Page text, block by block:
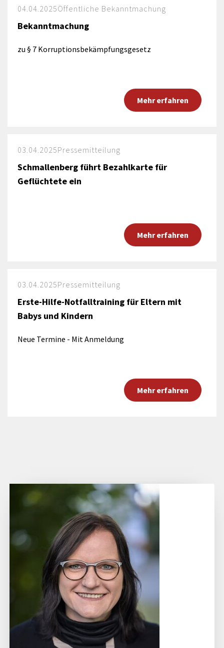
04.04.2025Öffentliche Bekanntmachung
Bekanntmachung
zu § 7 Korruptionsbekämpfungsgesetz
Mehr erfahren
03.04.2025Pressemitteilung
Schmallenberg führt Bezahlkarte für
Geflüchtete ein
Mehr erfahren
03.04.2025Pressemitteilung
Erste-Hilfe-Notfalltraining für Eltern mit
Babys und Kindern
Neue Termine - Mit Anmeldung
Mehr erfahren